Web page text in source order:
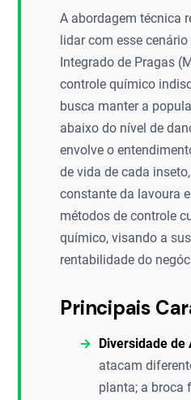
A abordagem técnica
lidar com esse
Integrado de Pragas
controle químico
busca manter a
abaixo do nível de
envolve o
de vida de cada
constante da lavoura
métodos de controle
químico, visando a
rentabilidade do
Principais
Diversidade de
atacam
planta; a broca